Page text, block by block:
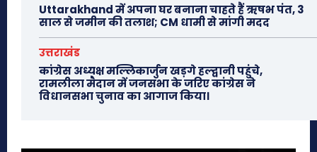
Uttarakhand में अपना घर बनाना चाहते हैं ऋषभ पंत, 3
साल से जमीन की तलाश; CM धामी से मांगी मदद
उत्तराखंड
कांग्रेस अध्यक्ष मल्लिकार्जुन खड़गे हल्द्वानी पहुंचे,
रामलीला मैदान में जनसभा के जरिए कांग्रेस ने
विधानसभा चुनाव का आगाज किया।